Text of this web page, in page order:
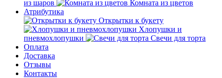
из шаров
Комната из цветов
Атрибутика
Открытки к букету
Хлопушки и
пневмохлопушки
Свечи для торта
Оплата
Доставка
Отзывы
Контакты